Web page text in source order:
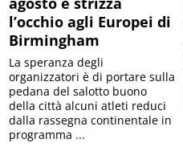
l’occhio agli Europei di
Birmingham
La speranza degli
organizzatori è di portare sulla
pedana del salotto buono
della città alcuni atleti reduci
dalla rassegna continentale in
programma ...